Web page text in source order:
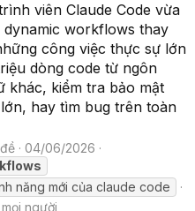
viên Claude Code vừa
workflows thay
công việc thực sự lớn
dòng code từ ngôn
khác, kiểm tra bảo mật
hay tìm bug trên toàn
04/06/2026
năng mới của claude code
người